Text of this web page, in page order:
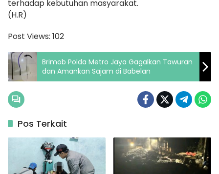
terhadap kebutuhan masyarakat.
(H.R)
Post Views: 102
Brimob Polda Metro Jaya Gagalkan Tawuran
dan Amankan Sajam di Babelan
Pos Terkait